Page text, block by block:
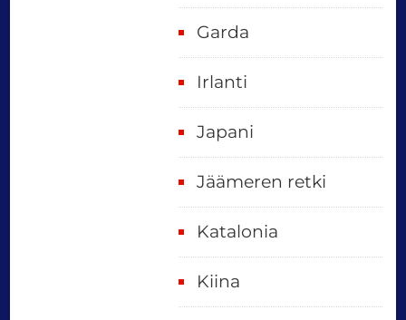
Garda
Irlanti
Japani
Jäämeren retki
Katalonia
Kiina